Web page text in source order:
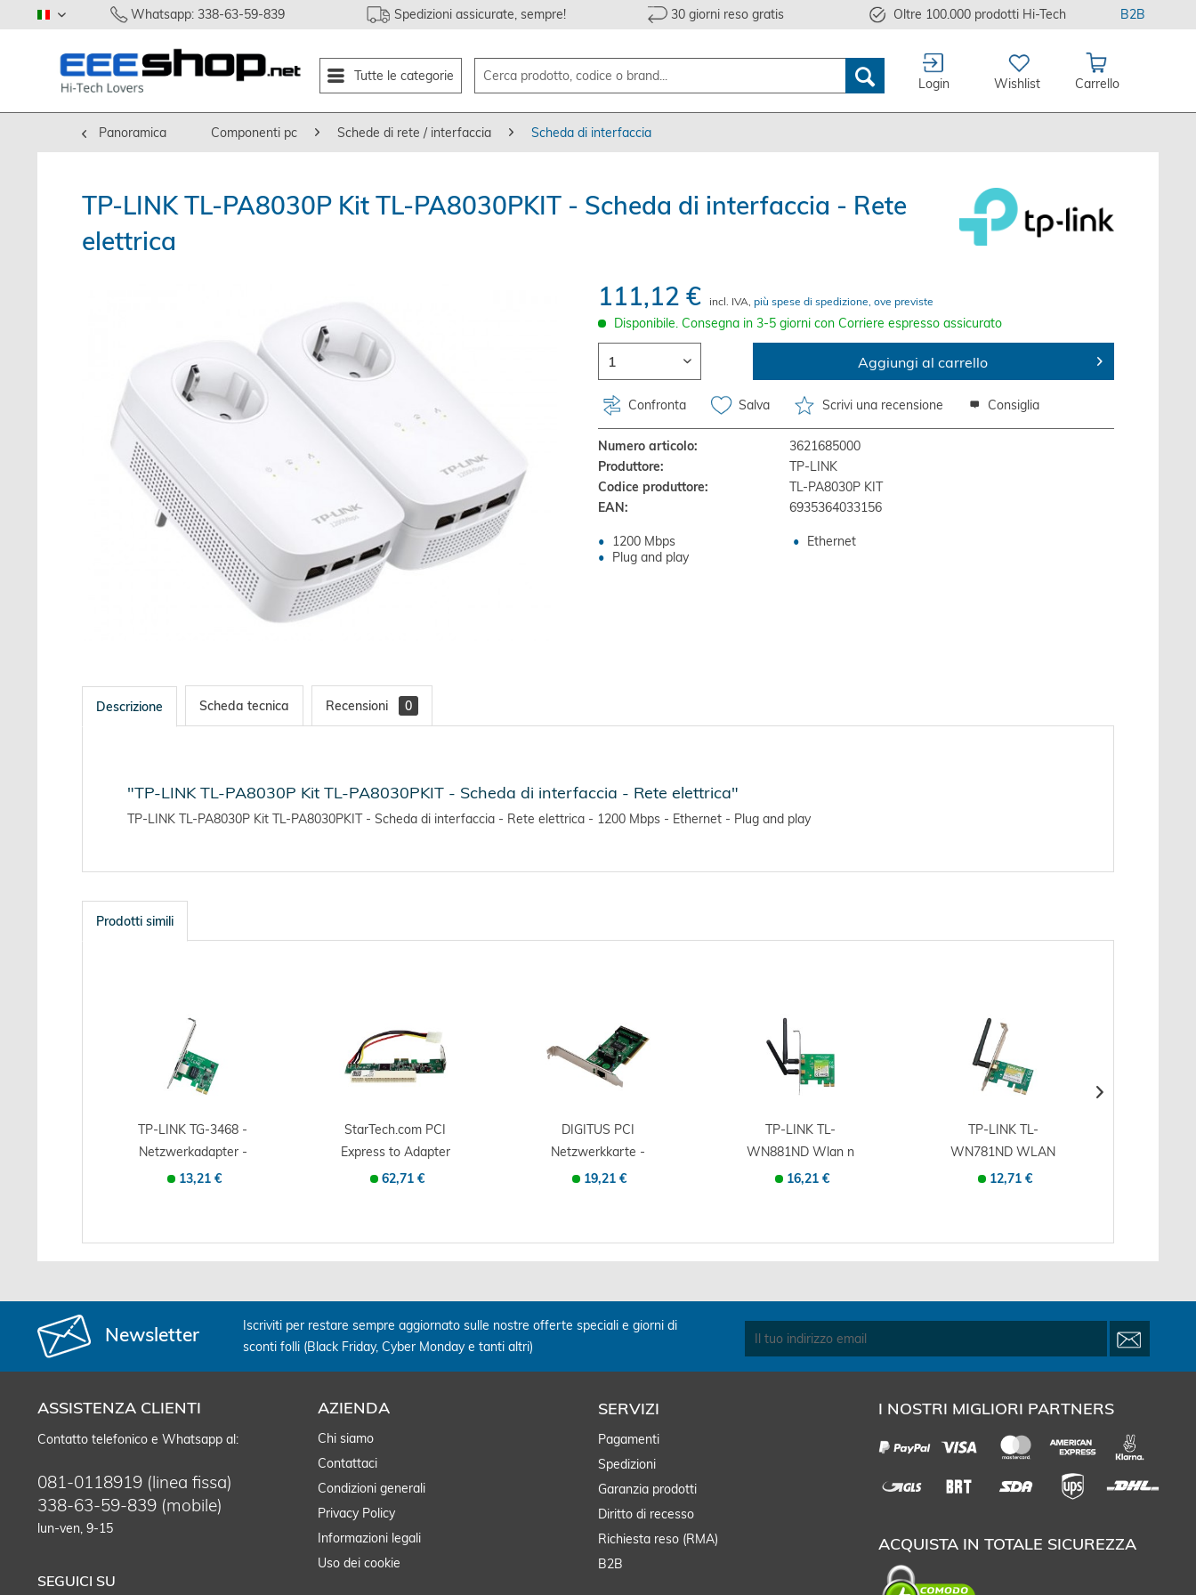
italiano Whatsapp: 338-63-59-839 Spedizioni assicurate, sempre! 30 giorni reso gratis Oltre 100.000 prodotti Hi-Tech B2B
Tutte le categorie
Login Wishlist Carrello
Panoramica Componenti pc Schede di rete / interfaccia Scheda di interfaccia
TP-LINK TL-PA8030P Kit TL-PA8030PKIT - Scheda di interfaccia - Rete
elettrica
111,12 €
incl. IVA, più spese di spedizione, ove previste
Disponibile. Consegna in 3-5 giorni con Corriere espresso assicurato
Aggiungi al carrello
Confronta Salva Scrivi una recensione Consiglia
Numero articolo:
3621685000
Produttore:
TP-LINK
Codice produttore:
TL-PA8030P KIT
EAN:
6935364033156
1200 Mbps
Ethernet
Plug and play
Descrizione Scheda tecnica Recensioni 0
"TP-LINK TL-PA8030P Kit TL-PA8030PKIT - Scheda di interfaccia - Rete elettrica"
TP-LINK TL-PA8030P Kit TL-PA8030PKIT - Scheda di interfaccia - Rete elettrica - 1200 Mbps - Ethernet - Plug and play
Prodotti simili
TP-LINK TG-3468 -
Netzwerkadapter -
PCI Express...
13,21 €
StarTech.com PCI
Express to Adapter
Card -...
62,71 €
DIGITUS PCI
Netzwerkkarte -
Nic - PCI
19,21 €
TP-LINK TL-
WN881ND Wlan n
PCI-Express...
16,21 €
TP-LINK TL-
WN781ND WLAN
n PCI Express
12,71 €
Newsletter
Iscriviti per restare sempre aggiornato sulle nostre offerte speciali e giorni di
sconti folli (Black Friday, Cyber Monday e tanti altri)
ASSISTENZA CLIENTI
Contatto telefonico e Whatsapp al:
081-0118919 (linea fissa)
338-63-59-839 (mobile)
lun-ven, 9-15
SEGUICI SU
AZIENDA
Chi siamo
Contattaci
Condizioni generali
Privacy Policy
Informazioni legali
Uso dei cookie
SERVIZI
Pagamenti
Spedizioni
Garanzia prodotti
Diritto di recesso
Richiesta reso (RMA)
B2B
I NOSTRI MIGLIORI PARTNERS
ACQUISTA IN TOTALE SICUREZZA